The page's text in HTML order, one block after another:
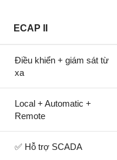
ECAP II
Điều khiển + giám sát từ
xa
Local + Automatic +
Remote
✅ Hỗ trợ SCADA